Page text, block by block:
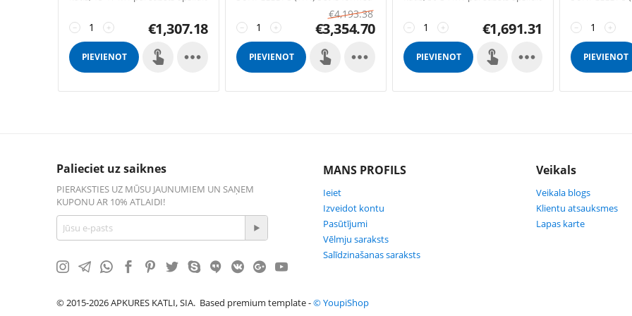
+
− €1,307.18
PIEVIENOT 
for right (only for pellet) Pellet
tank 195 lts Safety sensor
+
−
€4,193.38
€3,354.70
PIEVIENOT 
+
− €1,691.31
PIEVIENOT 
for right
tank 350 lts
+
−
PIEVIENOT
Palieciet uz saiknes
PIERAKSTIES UZ MŪSU JAUNUMIEM UN SAŅEM
KUPONU AR 10% ATLAIDI!
MANS PROFILS
Ieiet
Izveidot kontu
Pasūtījumi
Vēlmju saraksts
Salīdzinašanas saraksts
Veikals
Veikala blogs
Klientu atsauksmes
Lapas karte
© 2015-2026 APKURES KATLI, SIA. Based premium template -© YoupiShop